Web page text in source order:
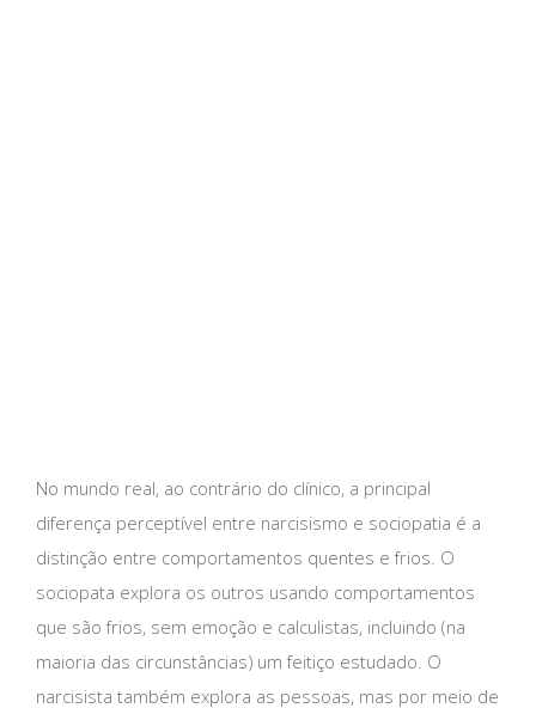
No mundo real, ao contrário do clínico, a principal
diferença perceptível entre narcisismo e sociopatia é a
distinção entre comportamentos quentes e frios. O
sociopata explora os outros usando comportamentos
que são frios, sem emoção e calculistas, incluindo (na
maioria das circunstâncias) um feitiço estudado. O
narcisista também explora as pessoas, mas por meio de